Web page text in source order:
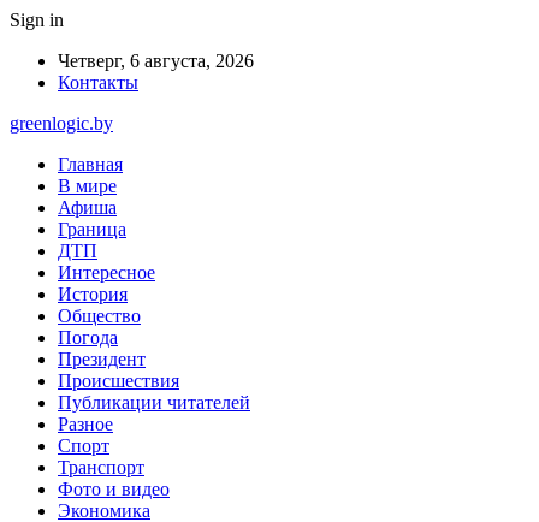
Sign in
Четверг, 6 августа, 2026
Контакты
greenlogic.by
Главная
В мире
Афиша
Граница
ДТП
Интересное
История
Общество
Погода
Президент
Происшествия
Публикации читателей
Разное
Спорт
Транспорт
Фото и видео
Экономика